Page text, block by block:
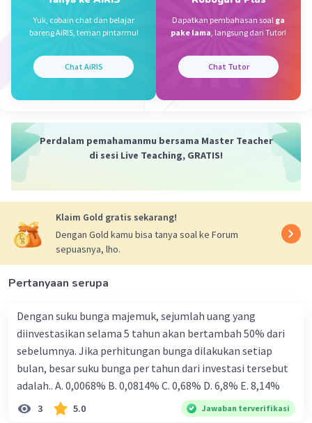
Arti dari sila adalah dasar
Yuk, cobain chat dan belajar
bareng AiRIS, teman pintarmu!
Chat AiRIS
Dapatkan pembahasan soal ga
pake lama, langsung dari Tutor!
Chat Tutor
Perdalam pemahamanmu bersama Master Teacher
di sesi Live Teaching, GRATIS!
Klaim Gold gratis sekarang!
Dengan Gold kamu bisa tanya soal ke Forum
sepuasnya, lho.
Pertanyaan serupa
Dengan suku bunga majemuk, sejumlah uang yang
diinvestasikan selama 5 tahun akan bertambah 50% dari
sebelumnya. Jika perhitungan bunga dilakukan setiap
bulan, besar suku bunga per tahun dari investasi tersebut
adalah.. A. 0,0068% B. 0,0814% C. 0,68% D. 6,8% Ε. 8,14%
3 5.0 Jawaban terverifikasi